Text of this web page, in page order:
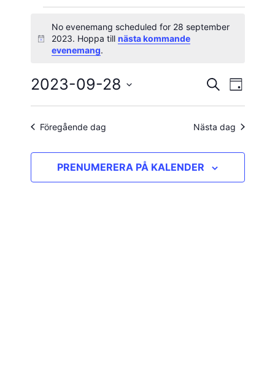
Evenemang
för
28
september
2023
Notis
No evenemang scheduled for 28 september
2023. Hoppa tillnästa kommande
evenemang.
Search
and
Views
SÖK DAG
2023-09-28
Välj
Föregående dag Nästa dag
PRENUMERERA PÅ KALENDER